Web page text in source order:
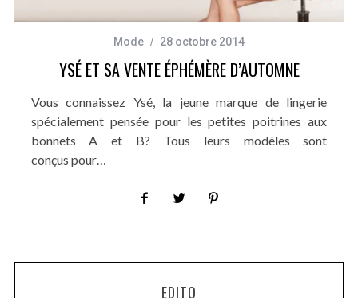
Mode 28 octobre 2014
YSÉ ET SA VENTE ÉPHÉMÈRE D’AUTOMNE
Vous connaissez Ysé, la jeune marque de lingerie
spécialement pensée pour les petites poitrines aux
bonnets A et B? Tous leurs modèles sont
conçus pour…
EDITO